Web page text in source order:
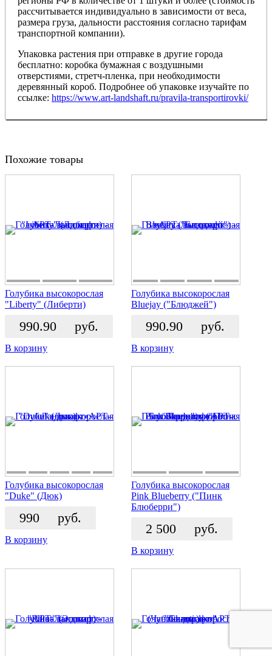
рассчитывается индивидуально в зависимости от веса,
размера груза, дальности расстояния согласно тарифам
транспортной компании).
Упаковка растения при отправке в другие города
бесплатно: коробка бумажная с воздушными
отверстиями, стретч-пленка, при необходимости
деревянный короб. Подробнее об упаковке изучайте по
ссылке: https://www.art-landshaft.ru/pravila-transportirovki/
Похожие товары
Голубика высокорослая
"Liberty" (Либерти)
990.90 руб.
В корзину
Голубика высокорослая
Bluejay ("Блюджей")
990.90 руб.
В корзину
Голубика высокорослая
"Duke" (Дюк)
990 руб.
В корзину
Голубика высокорослая
Pink Blueberry ("Пинк
Блюберри")
2 500 руб.
В корзину